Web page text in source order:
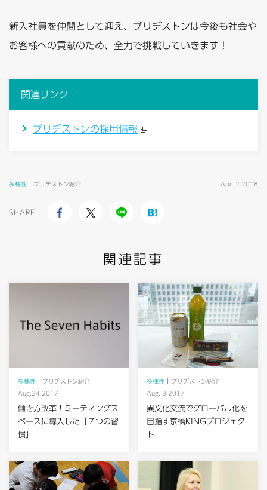
新入社員を仲間として迎え、ブリヂストンは今後も社会や
お客様への貢献のため、全力で挑戦していきます！
関連リンク
ブリヂストンの採用情報
多様性 ブリヂストン紹介 Apr. 2.2018
SHARE
関連記事
働き方改革！ミーティングス
ペースに導入した「７つの習
慣」
多様性
ブリヂストン紹介
Aug.24.2017
異文化交流でグローバル化を
目指す京橋KINGプロジェク
ト
多様性
ブリヂストン紹介
Aug. 8.2017